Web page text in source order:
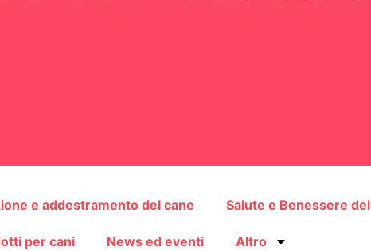
e addestramento del cane Salute e Benessere
per cani News ed eventi Altro